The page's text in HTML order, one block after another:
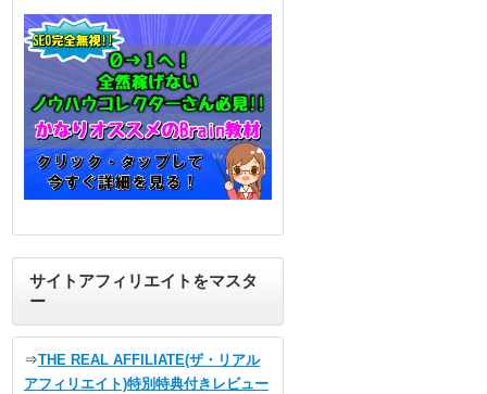
サイトアフィリエイトをマスタ
ー
⇒THE REAL AFFILIATE(ザ・リアル
アフィリエイト)特別特典付きレビュー